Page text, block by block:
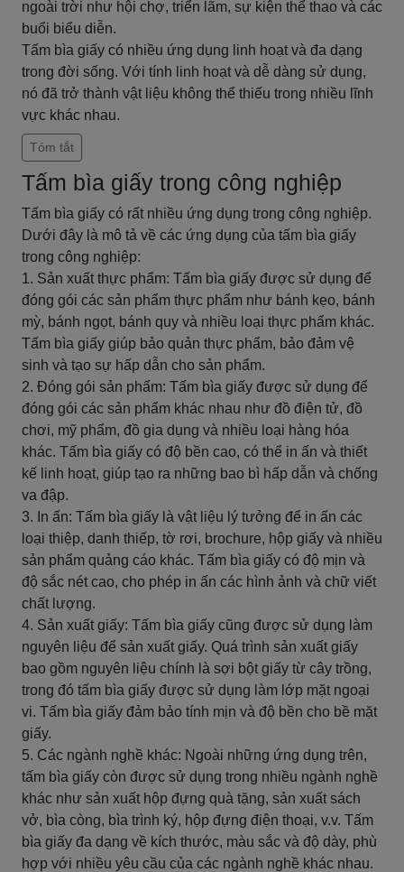
ngoài trời như hội chợ, triển lãm, sự kiện thể thao và các
buổi biểu diễn.
Tấm bìa giấy có nhiều ứng dụng linh hoạt và đa dạng
trong đời sống. Với tính linh hoạt và dễ dàng sử dụng,
nó đã trở thành vật liệu không thể thiếu trong nhiều lĩnh
vực khác nhau.
Tóm tắt
Tấm bìa giấy trong công nghiệp
Tấm bìa giấy có rất nhiều ứng dụng trong công nghiệp.
Dưới đây là mô tả về các ứng dụng của tấm bìa giấy
trong công nghiệp:
1. Sản xuất thực phẩm: Tấm bìa giấy được sử dụng để
đóng gói các sản phẩm thực phẩm như bánh kẹo, bánh
mỳ, bánh ngọt, bánh quy và nhiều loại thực phẩm khác.
Tấm bìa giấy giúp bảo quản thực phẩm, bảo đảm vệ
sinh và tạo sự hấp dẫn cho sản phẩm.
2. Đóng gói sản phẩm: Tấm bìa giấy được sử dụng để
đóng gói các sản phẩm khác nhau như đồ điện tử, đồ
chơi, mỹ phẩm, đồ gia dụng và nhiều loại hàng hóa
khác. Tấm bìa giấy có độ bền cao, có thể in ấn và thiết
kế linh hoạt, giúp tạo ra những bao bì hấp dẫn và chống
va đập.
3. In ấn: Tấm bìa giấy là vật liệu lý tưởng để in ấn các
loại thiệp, danh thiếp, tờ rơi, brochure, hộp giấy và nhiều
sản phẩm quảng cáo khác. Tấm bìa giấy có độ mịn và
độ sắc nét cao, cho phép in ấn các hình ảnh và chữ viết
chất lượng.
4. Sản xuất giấy: Tấm bìa giấy cũng được sử dụng làm
nguyên liệu để sản xuất giấy. Quá trình sản xuất giấy
bao gồm nguyên liệu chính là sợi bột giấy từ cây trồng,
trong đó tấm bìa giấy được sử dụng làm lớp mặt ngoại
vi. Tấm bìa giấy đảm bảo tính mịn và độ bền cho bề mặt
giấy.
5. Các ngành nghề khác: Ngoài những ứng dụng trên,
tấm bìa giấy còn được sử dụng trong nhiều ngành nghề
khác như sản xuất hộp đựng quà tặng, sản xuất sách
vở, bìa còng, bìa trình ký, hộp đựng điện thoại, v.v. Tấm
bìa giấy đa dạng về kích thước, màu sắc và độ dày, phù
hợp với nhiều yêu cầu của các ngành nghề khác nhau.